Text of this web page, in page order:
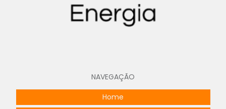
Projeto elétrico bim
Projeto elétrico para condomínios
Projeto elétrico de loteamentos urbanos
Projeto de entrada de energia
NAVEGAÇÃO
Home